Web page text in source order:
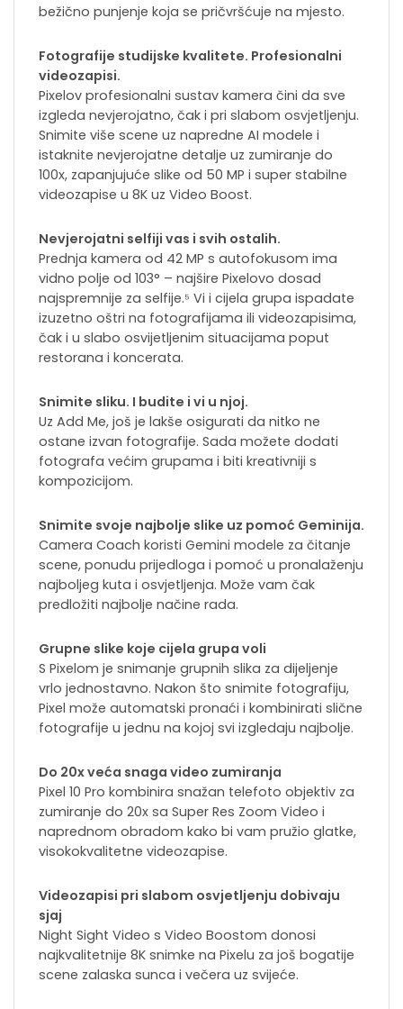
bežično punjenje koja se pričvršćuje na mjesto.
Fotografije studijske kvalitete. Profesionalni
videozapisi.
Pixelov profesionalni sustav kamera čini da sve
izgleda nevjerojatno, čak i pri slabom osvjetljenju.
Snimite više scene uz napredne AI modele i
istaknite nevjerojatne detalje uz zumiranje do
100x, zapanjujuće slike od 50 MP i super stabilne
videozapise u 8K uz Video Boost.
Nevjerojatni selfiji vas i svih ostalih.
Prednja kamera od 42 MP s autofokusom ima
vidno polje od 103° – najšire Pixelovo dosad
najspremnije za selfije.⁵ Vi i cijela grupa ispadate
izuzetno oštri na fotografijama ili videozapisima,
čak i u slabo osvijetljenim situacijama poput
restorana i koncerata.
Snimite sliku. I budite i vi u njoj.
Uz Add Me, još je lakše osigurati da nitko ne
ostane izvan fotografije. Sada možete dodati
fotografa većim grupama i biti kreativniji s
kompozicijom.
Snimite svoje najbolje slike uz pomoć Geminija.
Camera Coach koristi Gemini modele za čitanje
scene, ponudu prijedloga i pomoć u pronalaženju
najboljeg kuta i osvjetljenja. Može vam čak
predložiti najbolje načine rada.
Grupne slike koje cijela grupa voli
S Pixelom je snimanje grupnih slika za dijeljenje
vrlo jednostavno. Nakon što snimite fotografiju,
Pixel može automatski pronaći i kombinirati slične
fotografije u jednu na kojoj svi izgledaju najbolje.
Do 20x veća snaga video zumiranja
Pixel 10 Pro kombinira snažan telefoto objektiv za
zumiranje do 20x sa Super Res Zoom Video i
naprednom obradom kako bi vam pružio glatke,
visokokvalitetne videozapise.
Videozapisi pri slabom osvjetljenju dobivaju
sjaj
Night Sight Video s Video Boostom donosi
najkvalitetnije 8K snimke na Pixelu za još bogatije
scene zalaska sunca i večera uz svijeće.